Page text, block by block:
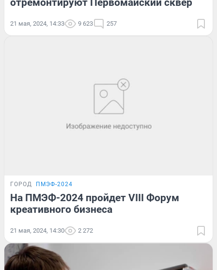
отремонтируют Первомайский сквер
21 мая, 2024, 14:33 9 623 257
ГОРОД ПМЭФ-2024
На ПМЭФ-2024 пройдет VIII Форум
креативного бизнеса
21 мая, 2024, 14:30 2 272